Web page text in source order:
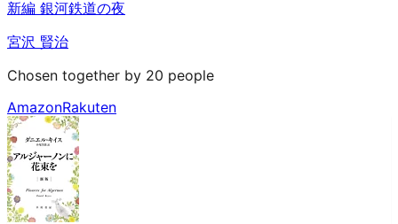
新編 銀河鉄道の夜
宮沢 賢治
Chosen together by 20 people
AmazonRakuten